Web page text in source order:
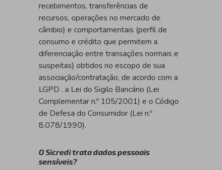
recebimentos, transferências de
recursos, operações no mercado de
câmbio) e comportamentais (perfil de
consumo e crédito que permitem a
diferenciação entre transações normais e
suspeitas) obtidos no escopo de sua
associação/contratação, de acordo com a
LGPD , a Lei do Sigilo Bancário (Lei
Complementar n.º 105/2001) e o Código
de Defesa do Consumidor (Lei n.º
8.078/1990).
O Sicredi trata dados pessoais
sensíveis?